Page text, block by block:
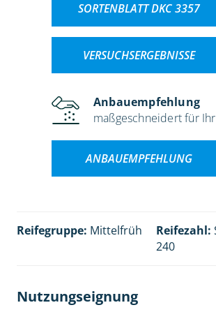
SORTENBLATT DKC 3357
VERSUCHSERGEBNISSE
Anbauempfehlung
maßgeschneidert für
ANBAUEMPFEHLUNG
Reifegruppe: Mittelfrüh Reifezahl:
240
Nutzungseignung